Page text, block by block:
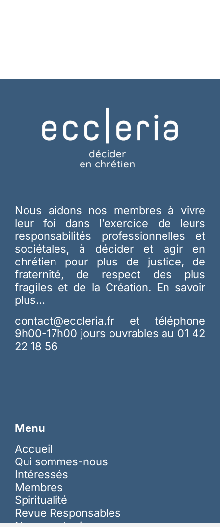
Nous aidons nos membres à vivre
leur foi dans l’exercice de leurs
responsabilités professionnelles et
sociétales, à décider et agir en
chrétien pour plus de justice, de
fraternité, de respect des plus
fragiles et de la Création. En savoir
plus…
contact@eccleria.fr et téléphone
9h00-17h00 jours ouvrables au 01 42
22 18 56
Menu
Accueil
Qui sommes-nous
Intéressés
Membres
Spiritualité
Revue Responsables